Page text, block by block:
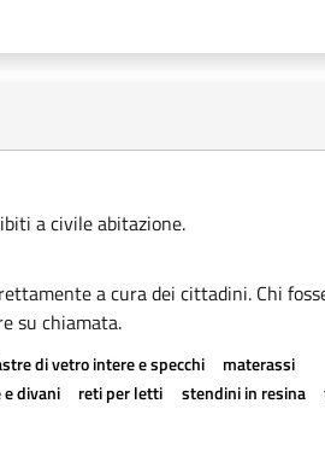
a civile abitazione.
a cura dei cittadini. Chi
su chiamata.
di vetro intere e specchi
materassi
divani reti per letti stendini in resina